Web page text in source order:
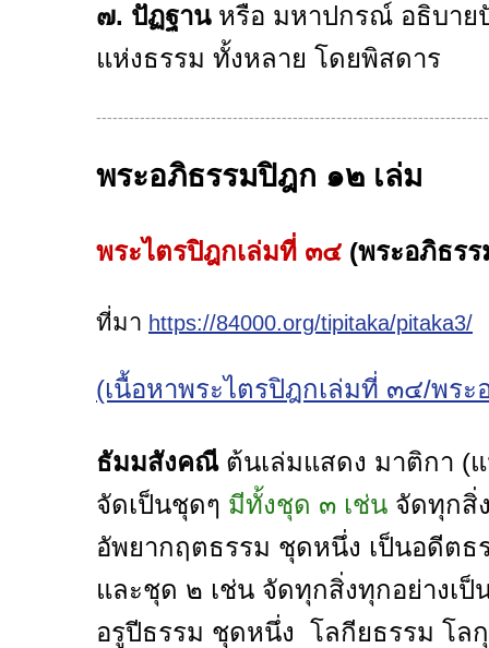
๗. ปัฏฐาน หรือ มหาปกรณ์ อธิบาย
แห่งธรรม ทั้งหลาย โดยพิสดาร
พระอภิธรรมปิฎก ๑๒ เล่ม
พระไตรปิฎกเล่มที่ ๓๔ (พระอภิธร
ที่มา https://84000.org/tipitaka/pitaka3/
(เนื้อหาพระไตรปิฎกเล่มที่ ๓๔/พร
ธัมมสังคณี ต้นเล่มแสดง มาติกา (
จัดเป็นชุดๆ มีทั้งชุด ๓ เช่น จัดทุกสิ่
อัพยากฤตธรรม ชุดหนึ่ง เป็นอดีต
และชุด ๒ เช่น จัดทุกสิ่งทุกอย่างเ
อรูปีธรรม ชุดหนึ่ง โลกียธรรม โ